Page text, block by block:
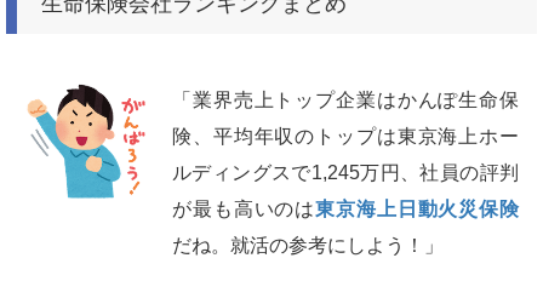
「業界売上トップ企業はかんぽ生命保
険、平均年収のトップは東京海上ホー
ルディングスで1,245万円、社員の評判
が最も高いのは東京海上日動火災保険
だね。就活の参考にしよう！」